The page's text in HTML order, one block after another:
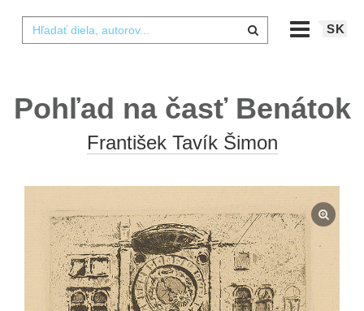
SK
Pohľad na časť Benátok
František Tavík Šimon